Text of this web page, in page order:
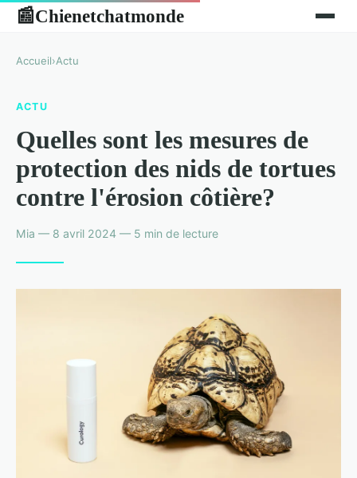
📰Chienetchatmonde
Accueil›Actu
ACTU
Quelles sont les mesures de
protection des nids de tortues
contre l'érosion côtière?
Mia — 8 avril 2024 — 5 min de lecture